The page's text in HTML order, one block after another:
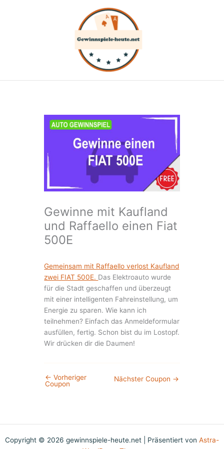
Gewinne mit Kaufland
und Raffaello einen Fiat
500E
Gemeinsam mit Raffaello verlost Kaufland
zwei FIAT 500E. Das Elektroauto wurde
für die Stadt geschaffen und überzeugt
mit einer intelligenten Fahreinstellung, um
Energie zu sparen. Wie kann ich
teilnehmen? Einfach das Anmeldeformular
ausfüllen, fertig. Schon bist du im Lostopf.
Wir drücken dir die Daumen!
← Vorheriger
Coupon
Nächster Coupon →
Copyright © 2026 gewinnspiele-heute.net | Präsentiert von Astra-